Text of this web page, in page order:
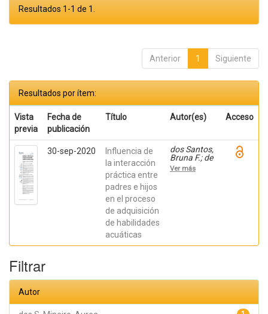
Resultados 1-1 de 1.
Anterior 1 Siguiente
Resultados por ítem:
Vista
previa
Fecha de
publicación
Título Autor(es) Acceso
30-sep-2020
Influencia de
la interacción
práctica entre
padres e hijos
en el proceso
de adquisición
de habilidades
acuáticas
dos Santos,
Bruna F.; de
Freitas,
Edson T.;
Ver más
Filtrar
Autor